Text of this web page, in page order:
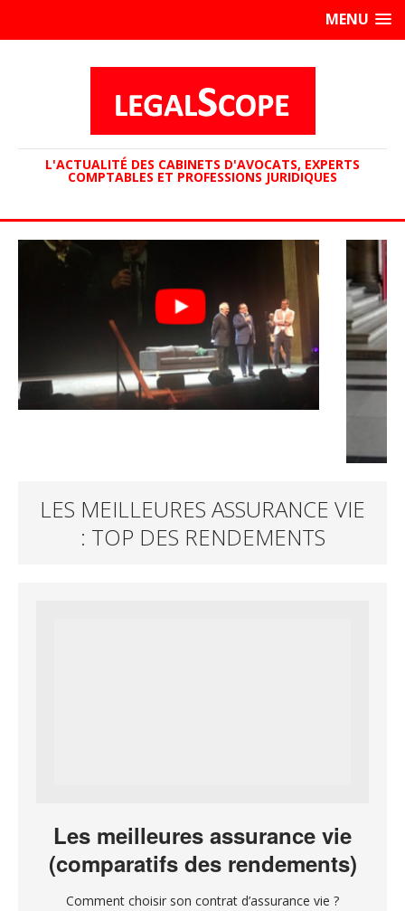
MENU
L'ACTUALITÉ DES CABINETS D'AVOCATS, EXPERTS
COMPTABLES ET PROFESSIONS JURIDIQUES
LES MEILLEURES ASSURANCE VIE
: TOP DES RENDEMENTS
Les meilleures assurance vie
(comparatifs des rendements)
Comment choisir son contrat d’assurance vie ?